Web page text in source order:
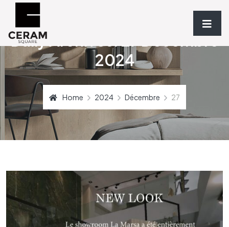
Daily Archives: 27 Décembre
2024
Home 2024 Décembre 27